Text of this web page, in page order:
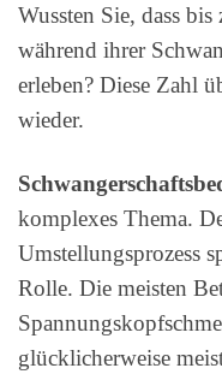
Wussten Sie, dass
während ihrer
erleben? Diese Zahl
wieder.
komplexes Thema.
Umstellungsprozess
Rolle. Die meisten
glücklicherweise